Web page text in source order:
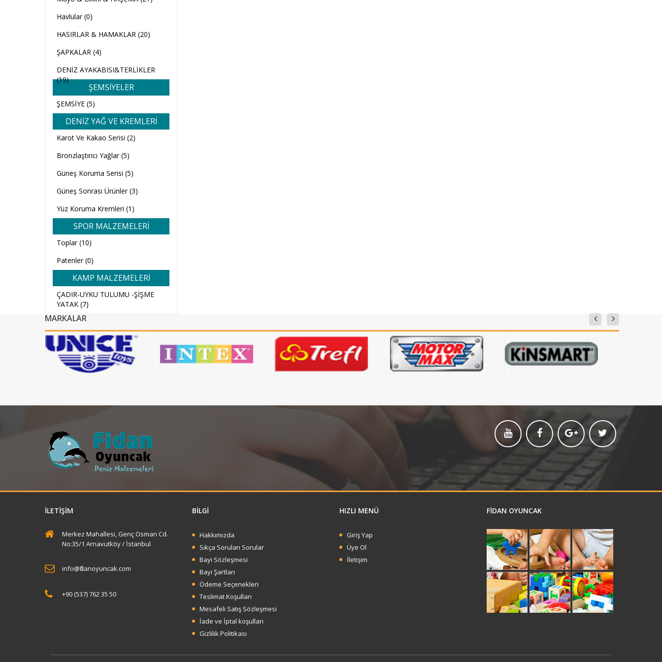
Havlular (0)
HASIRLAR & HAMAKLAR (20)
ŞAPKALAR (4)
DENİZ AYAKABISI&TERLİKLER
(19)
ŞEMSİYELER
ŞEMSİYE (5)
DENİZ YAĞ VE KREMLERİ
Karot Ve Kakao Serisi (2)
Bronzlaştırıcı Yağlar (5)
Güneş Koruma Serisi (5)
Güneş Sonrası Ürünler (3)
Yüz Koruma Kremleri (1)
SPOR MALZEMELERİ
Toplar (10)
Patenler (0)
KAMP MALZEMELERİ
ÇADIR-UYKU TULUMU -ŞİŞME
YATAK (7)
MARKALAR
İLETIŞIM
Merkez Mahallesi, Genç Osman Cd.
No:35/1 Arnavutköy / İstanbul
info@fidanoyuncak.com
+90 (537) 762 35 50
BİLGİ
Hakkımızda
Sıkça Sorulan Sorular
Bayi Sözleşmesi
Bayi Şartları
Ödeme Seçenekleri
Teslimat Koşulları
Mesafeli Satış Sözleşmesi
İade ve İptal koşulları
Gizlilik Politikası
HIZLI MENÜ
Giriş Yap
Üye Ol
İletişim
FİDAN OYUNCAK